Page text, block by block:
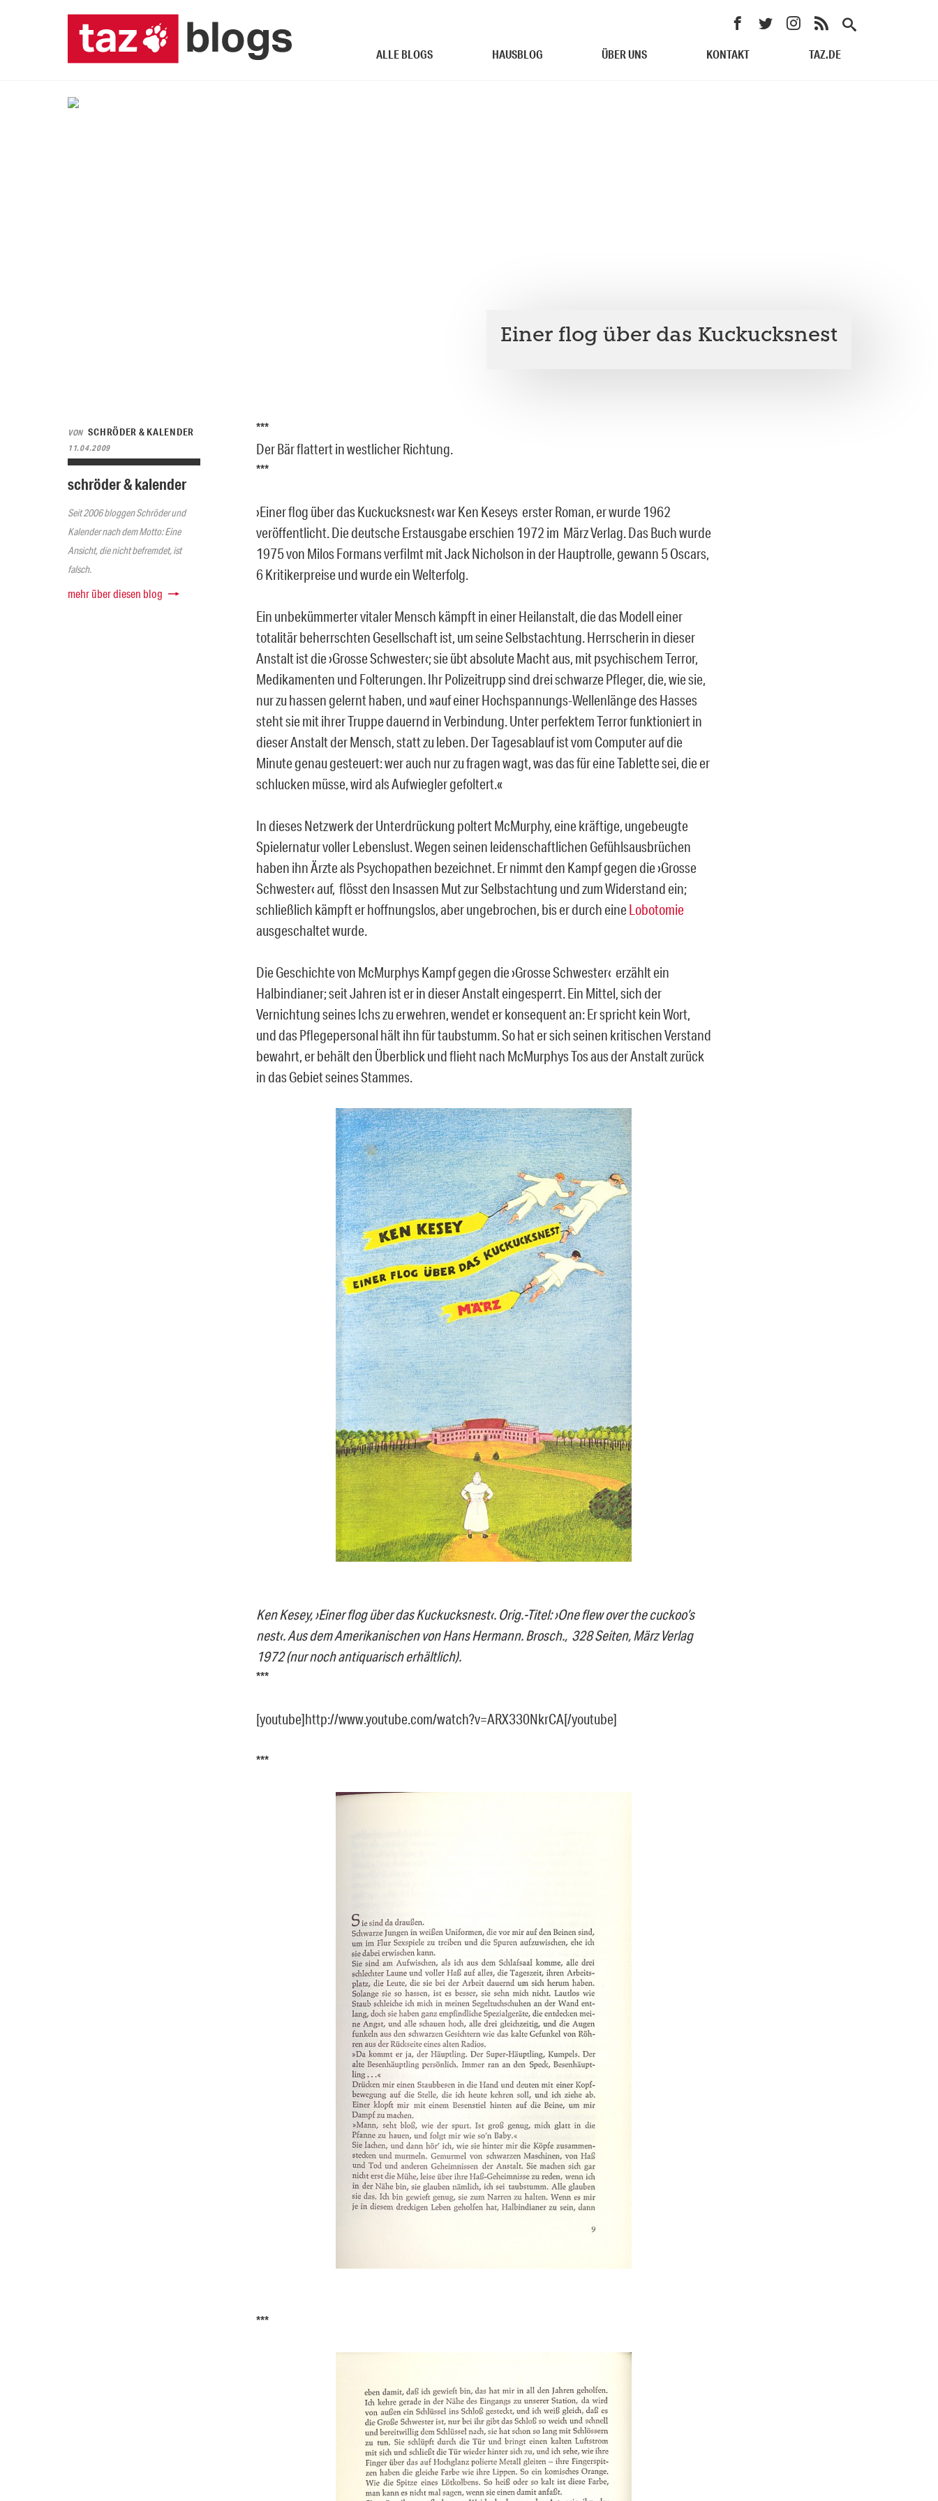
ALLE BLOGS HAUSBLOG ÜBER UNS KONTAKT TAZ.DE
Einer flog über das Kuckucksnest
VON SCHRÖDER & KALENDER
11.04.2009
schröder & kalender
Seit 2006 bloggen Schröder und
Kalender nach dem Motto: Eine
Ansicht, die nicht befremdet, ist
falsch.
mehr über diesen blog
***
Der Bär flattert in westlicher Richtung.
***
›Einer flog über das Kuckucksnest‹ war Ken Keseys erster Roman, er wurde 1962
veröffentlicht. Die deutsche Erstausgabe erschien 1972 im März Verlag. Das Buch wurde
1975 von Milos Formans verfilmt mit Jack Nicholson in der Hauptrolle, gewann 5 Oscars,
6 Kritikerpreise und wurde ein Welterfolg.
Ein unbekümmerter vitaler Mensch kämpft in einer Heilanstalt, die das Modell einer
totalitär beherrschten Gesellschaft ist, um seine Selbstachtung. Herrscherin in dieser
Anstalt ist die ›Grosse Schwester‹; sie übt absolute Macht aus, mit psychischem Terror,
Medikamenten und Folterungen. Ihr Polizeitrupp sind drei schwarze Pfleger, die, wie sie,
nur zu hassen gelernt haben, und »auf einer Hochspannungs-Wellenlänge des Hasses
steht sie mit ihrer Truppe dauernd in Verbindung. Unter perfektem Terror funktioniert in
dieser Anstalt der Mensch, statt zu leben. Der Tagesablauf ist vom Computer auf die
Minute genau gesteuert: wer auch nur zu fragen wagt, was das für eine Tablette sei, die er
schlucken müsse, wird als Aufwiegler gefoltert.«
In dieses Netzwerk der Unterdrückung poltert McMurphy, eine kräftige, ungebeugte
Spielernatur voller Lebenslust. Wegen seinen leidenschaftlichen Gefühlsausbrüchen
haben ihn Ärzte als Psychopathen bezeichnet. Er nimmt den Kampf gegen die ›Grosse
Schwester‹ auf, flösst den Insassen Mut zur Selbstachtung und zum Widerstand ein;
schließlich kämpft er hoffnungslos, aber ungebrochen, bis er durch eineLobotomie
ausgeschaltet wurde.
Die Geschichte von McMurphys Kampf gegen die ›Grosse Schwester‹ erzählt ein
Halbindianer; seit Jahren ist er in dieser Anstalt eingesperrt. Ein Mittel, sich der
Vernichtung seines Ichs zu erwehren, wendet er konsequent an: Er spricht kein Wort,
und das Pflegepersonal hält ihn für taubstumm. So hat er sich seinen kritischen Verstand
bewahrt, er behält den Überblick und flieht nach McMurphys Tos aus der Anstalt zurück
in das Gebiet seines Stammes.
Ken Kesey, ›Einer flog über das Kuckucksnest‹. Orig.-Titel: ›One flew over the cuckoo’s
nest‹. Aus dem Amerikanischen von Hans Hermann. Brosch., 328 Seiten, März Verlag
1972 (nur noch antiquarisch erhältlich).
***
[youtube]http://www.youtube.com/watch?v=ARX330NkrCA[/youtube]
***
***